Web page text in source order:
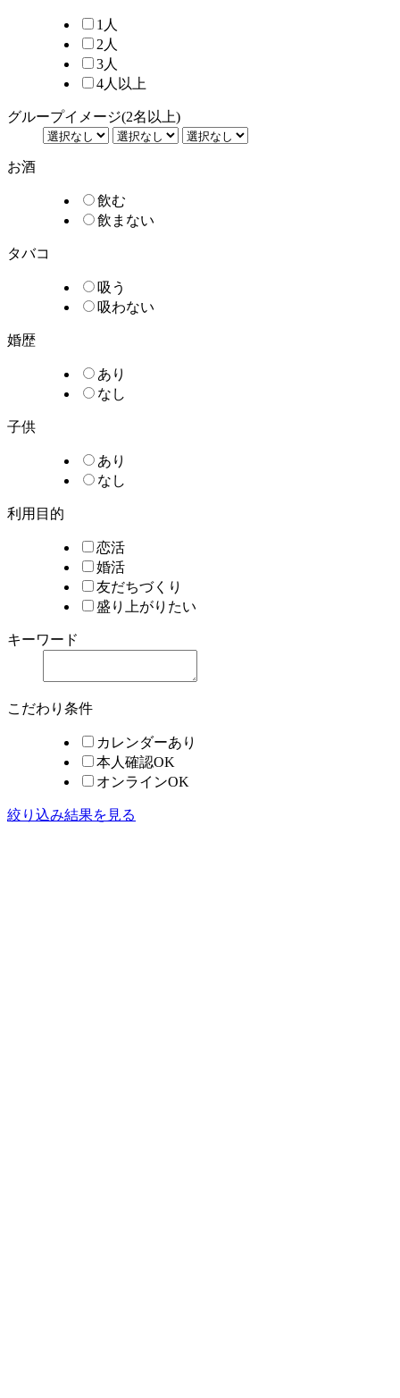
1人
2人
3人
4人以上
グループイメージ(2名以上)
お酒
飲む
飲まない
タバコ
吸う
吸わない
婚歴
あり
なし
子供
あり
なし
利用目的
恋活
婚活
友だちづくり
盛り上がりたい
キーワード
こだわり条件
カレンダーあり
本人確認OK
オンラインOK
絞り込み結果を見る